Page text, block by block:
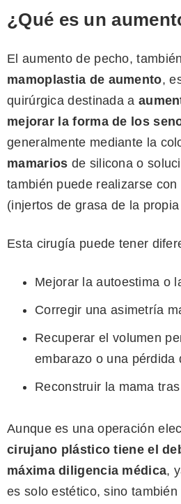
¿Qué es un
El aumento de pecho,
mamoplastia de aumento,
quirúrgica destinada a
mejorar la forma de los
generalmente mediante la
mamarios de silicona o
también puede realizarse
(injertos de grasa de la
Esta cirugía puede tener
Mejorar la autoestima o
Corregir una asimetría
Recuperar el volumen
embarazo o una pérdida
Reconstruir la mama
Aunque es una operación
cirujano plástico tiene el
máxima diligencia médica,
es solo estético, sino